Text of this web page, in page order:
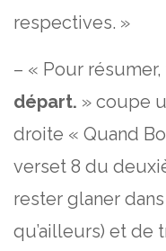
respectives. »
– « Pour résumer,
départ. » coupe
droite « Quand
verset 8 du
rester glaner
qu’ailleurs) et de